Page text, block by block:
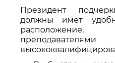
Президент
должны имет